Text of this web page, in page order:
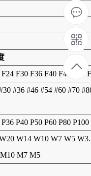
F30 F36 F40 F46 F54
#36 #46 #54 #60 #70
P40 P50 P60 P80
W14 W10 W7 W5
M7 M5